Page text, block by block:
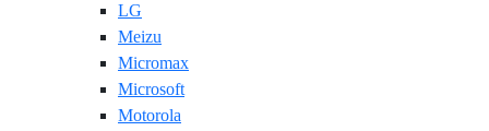
LG
Meizu
Micromax
Microsoft
Motorola